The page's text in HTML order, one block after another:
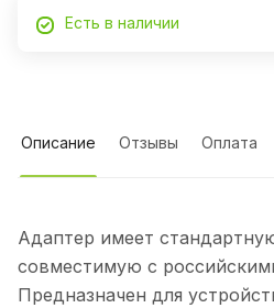
Есть в наличии
Описание Отзывы Оплата
Адаптер имеет
совместимую с
Предназначен для